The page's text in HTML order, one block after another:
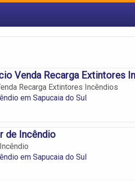
Venda Recarga Extintores
Recarga Extintores Incêndios
em Sapucaia do Sul
de Incêndio
em Sapucaia do Sul